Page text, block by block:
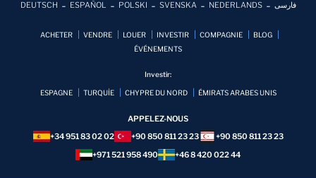
DEUTSCH
ESPAÑOL POLSKI SVENSKA NEDERLANDS فارسی
ACHETER VENDRE LOUER INVESTIR COMPAGNIE
BLOG
ÉVÉNEMENTS
Investir:
ESPAGNE TURQUİE CHYPRE DU NORD ÉMIRATS ARABES UNIS
APPELEZ-NOUS
+34 951 83 02 02
+90 850 811 23 23
+90 850 811 23 23
+971 521 958 490
+46 8 420 022 44